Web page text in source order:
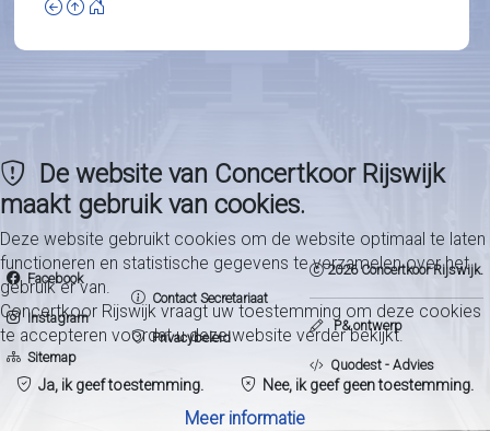
Facebook
Instagram
Sitemap
Contact Secretariaat
Privacybeleid
2026 Concertkoor Rijswijk.
P& ontwerp
Quodest - Advies
De website van Concertkoor Rijswijk
maakt gebruik van cookies.
Deze website gebruikt cookies om de website optimaal te laten
functioneren en statistische gegevens te verzamelen over het
gebruik er van.
Concertkoor Rijswijk vraagt uw toestemming om deze cookies
te accepteren voordat u deze website verder bekijkt.
Ja, ik geef toestemming. Nee, ik geef geen toestemming.
Meer informatie